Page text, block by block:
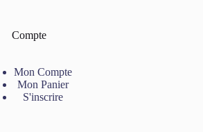
Compte
Mon Compte
Mon Panier
S'inscrire